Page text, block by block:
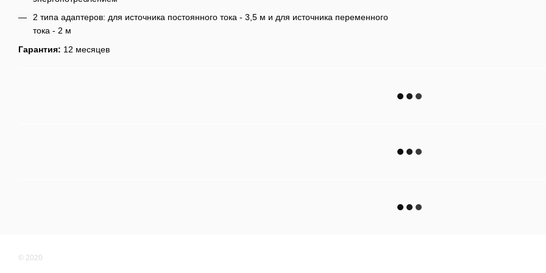
2 типа адаптеров: для источника постоянного тока - 3,5 м и для источника переменного
тока - 2 м
Гарантия: 12 месяцев
© 2020